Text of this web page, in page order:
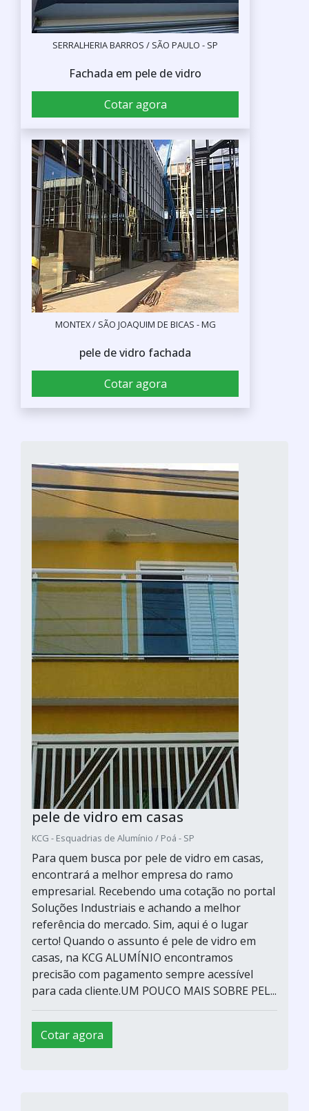
SERRALHERIA BARROS / SÃO PAULO - SP
Fachada em pele de vidro
Cotar agora
MONTEX / SÃO JOAQUIM DE BICAS - MG
pele de vidro fachada
Cotar agora
pele de vidro em casas
KCG - Esquadrias de Alumínio / Poá - SP
Para quem busca por pele de vidro em casas,
encontrará a melhor empresa do ramo
empresarial. Recebendo uma cotação no portal
Soluções Industriais e achando a melhor
referência do mercado. Sim, aqui é o lugar
certo! Quando o assunto é pele de vidro em
casas, na KCG ALUMÍNIO encontramos
precisão com pagamento sempre acessível
para cada cliente.UM POUCO MAIS SOBRE PEL...
Cotar agora